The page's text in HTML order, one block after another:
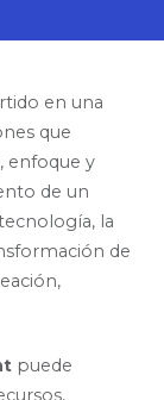
en una
que
enfoque y
de un
la
de
puede